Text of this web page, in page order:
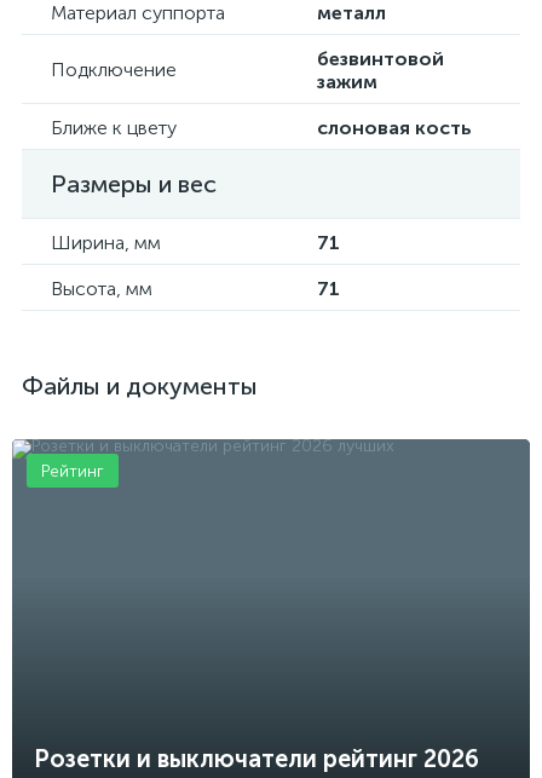
Материал суппорта
металл
Подключение
безвинтовой
зажим
Ближе к цвету
слоновая кость
Размеры и вес
Ширина, мм
71
Высота, мм
71
Файлы и документы
Розетки и выключатели рейтинг 2026
Рейтинг